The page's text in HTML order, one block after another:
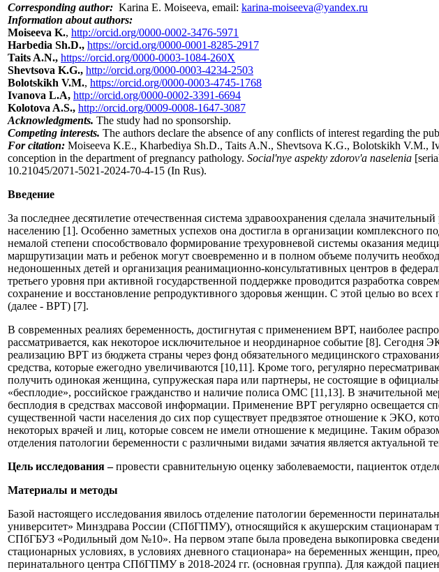
Corresponding author: Karina E. Moiseeva, еmail: karina-moiseeva@yandex.ru
Information about authors:
Moiseeva K., http://orcid.org/0000-0002-3476-5971
Harbedia Sh.D., https://orcid.org/0000-0001-8285-2917
Taits A.N., https://orcid.org/0000-0003-1084-260X
Shevtsova K.G., http://orcid.org/0000-0003-4234-2503
Bolotskikh V.M., https://orcid.org/0000-0003-4745-1768
Ivanova L.A, http://orcid.org/0000-0002-3391-6694
Kolotova A.S., http://orcid.org/0009-0008-1647-3087
Acknowledgments. The study had no sponsorship.
Competing interests. The authors declare the absence of any conflicts of interest regarding the
For citation: Moiseeva K.E., Kharbediya Sh.D., Taits A.N., Shevtsova K.G., Bolotskikh V.M.,
conception in the department of pregnancy pathology. Social'nye aspekty zdorov'a naselenia
10.21045/2071-5021-2024-70-4-15 (In Rus).
Введение
За последнее десятилетие отечественная система здравоохранения сделала
населению [1]. Особенно заметных успехов она достигла в организации комплексного
немалой степени способствовало формирование трехуровневой системы оказания
маршрутизации мать и ребенок могут своевременно и в полном объеме получить
недоношенных детей и организация реанимационно-консультативных центров в
третьего уровня при активной государственной поддержке проводится разработка
сохранение и восстановление репродуктивного здоровья женщин. С этой целью во
(далее - ВРТ) [7].
В современных реалиях беременность, достигнутая с применением ВРТ, наиболее
рассматривается, как некоторое исключительное и неординарное событие [8]. Сегодня
реализацию ВРТ из бюджета страны через фонд обязательного медицинского
средства, которые ежегодно увеличиваются [10,11]. Кроме того, регулярно
получить одинокая женщина, супружеская пара или партнеры, не состоящие в
«бесплодие», российское гражданство и наличие полиса ОМС [11,13]. В значительной
бесплодия в средствах массовой информации. Применение ВРТ регулярно освещается
существенной части населения до сих пор существует предвзятое отношение к ЭКО,
некоторых врачей и лиц, которые совсем не имели отношение к медицине. Таким
отделения патологии беременности с различными видами зачатия является актуальной
Цель исследования –провести сравнительную оценку заболеваемости, пациенток
Материалы и методы
Базой настоящего исследования явилось отделение патологии беременности
университет» Минздрава России (СПбГПМУ), относящийся к акушерским стационарам
СПбГБУЗ «Родильный дом №10». На первом этапе была проведена выкопировка
стационарных условиях, в условиях дневного стационара» на беременных женщин,
перинатального центра СПбГПМУ в 2018-2024 гг. (основная группа). Для каждой